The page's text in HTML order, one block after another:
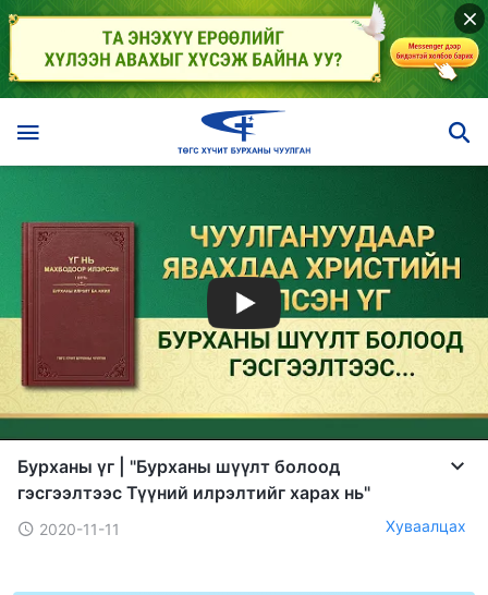
Бурханы үг | "Бурханы шүүлт болоод
гэсгээлтээс Түүний илрэлтийг харах нь"
2020-11-11 Хуваалцах